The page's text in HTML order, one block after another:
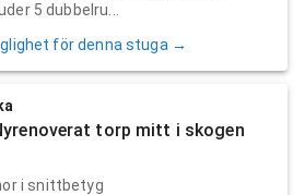
5 dubbelru...
för denna stuga →
torp mitt i skogen
i snittbetyg